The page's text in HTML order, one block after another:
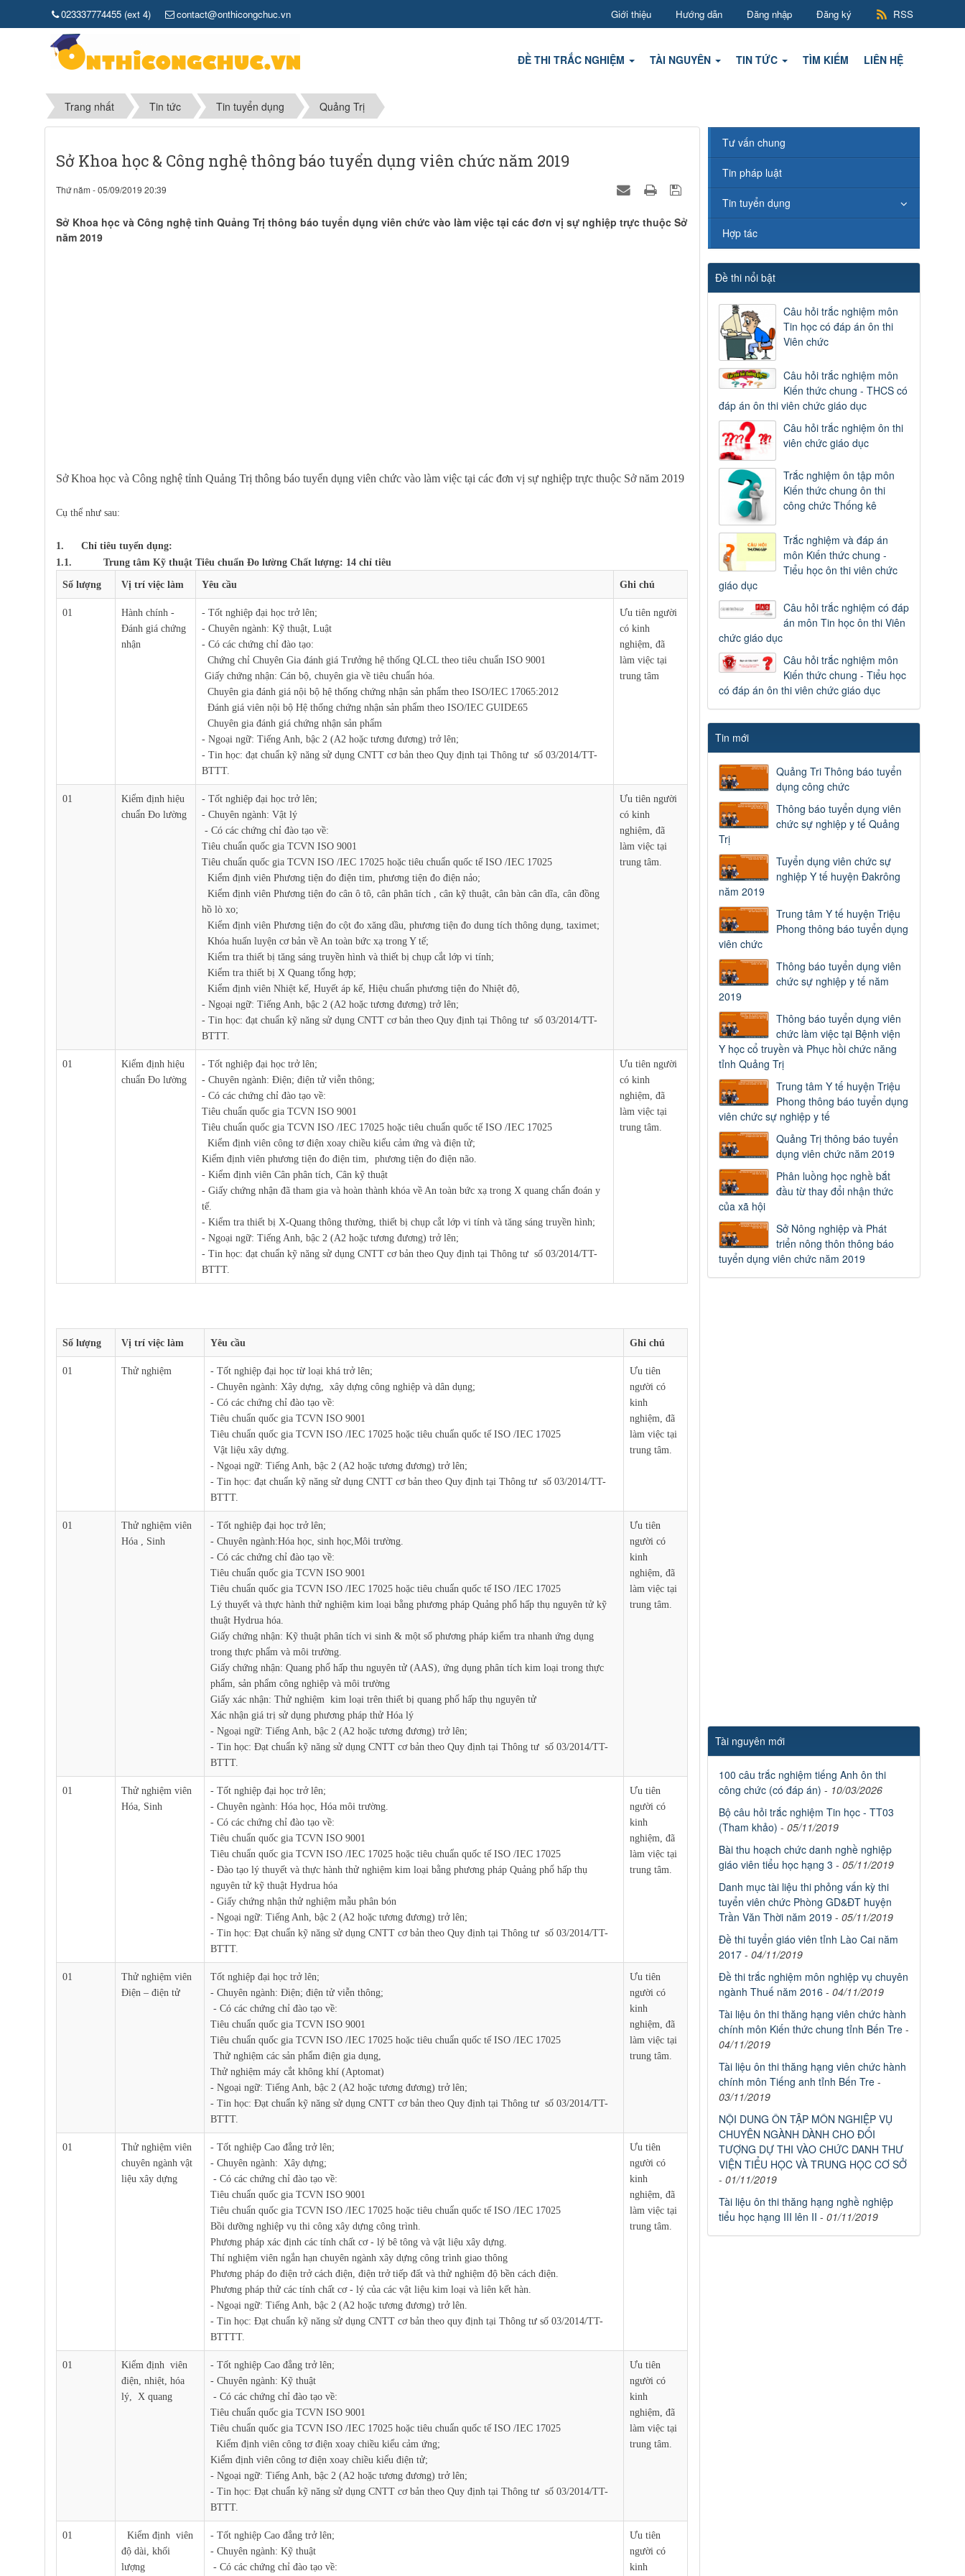
023337774455 (ext 4) contact@onthicongchuc.vn Giới thiệu Hướng dẫn Đăng nhập Đăng ký RSS
ĐỀ THI TRẮC NGHIỆM TÀI NGUYÊN TIN TỨC TÌM KIẾM LIÊN HỆ
Trang nhất Tin tức Tin tuyển dụng Quảng Trị
Sở Khoa học & Công nghệ thông báo tuyển dụng viên chức năm 2019
Thứ năm - 05/09/2019 20:39
Sở Khoa học và Công nghệ tỉnh Quảng Trị thông báo tuyển dụng viên chức vào làm việc tại các đơn vị sự nghiệp trực thuộc Sở
năm 2019
Sở Khoa học và Công nghệ tỉnh Quảng Trị thông báo tuyển dụng viên chức vào làm việc tại các đơn vị sự nghiệp trực thuộc Sở năm 2019
Cụ thể như sau:
1. Chỉ tiêu tuyển dụng:
1.1. Trung tâm Kỹ thuật Tiêu chuẩn Đo lường Chất lượng: 14 chỉ tiêu
Số lượng Vị trí việc làm Yêu cầu Ghi chú
01
Hành chính -
Đánh giá chứng
nhận
- Tốt nghiệp đại học trở lên;
- Chuyên ngành: Kỹ thuật, Luật
- Có các chứng chỉ đào tạo:
Chứng chỉ Chuyên Gia đánh giá Trưởng hệ thống QLCL theo tiêu chuẩn ISO 9001
Giấy chứng nhận: Cán bộ, chuyên gia về tiêu chuẩn hóa.
Chuyên gia đánh giá nội bộ hệ thống chứng nhận sản phẩm theo ISO/IEC 17065:2012
Đánh giá viên nội bộ Hệ thống chứng nhận sản phẩm theo ISO/IEC GUIDE65
Chuyên gia đánh giá chứng nhận sản phẩm
- Ngoại ngữ: Tiếng Anh, bậc 2 (A2 hoặc tương đương) trở lên;
- Tin học: đạt chuẩn kỹ năng sử dụng CNTT cơ bản theo Quy định tại Thông tư số 03/2014/TT-
BTTT.
Ưu tiên người
có kinh
nghiệm, đã
làm việc tại
trung tâm
01
Kiểm định hiệu
chuẩn Đo lường
- Tốt nghiệp đại học trở lên;
- Chuyên ngành: Vật lý
- Có các chứng chỉ đào tạo về:
Tiêu chuẩn quốc gia TCVN ISO 9001
Tiêu chuẩn quốc gia TCVN ISO /IEC 17025 hoặc tiêu chuẩn quốc tế ISO /IEC 17025
Kiểm định viên Phương tiện đo điện tim, phương tiện đo điện nảo;
Kiểm định viên Phương tiện đo cân ô tô, cân phân tích , cân kỹ thuật, cân bàn cân dĩa, cân đồng
hồ lò xo;
Kiểm định viên Phương tiện đo cột đo xăng dầu, phương tiện đo dung tích thông dụng, taximet;
Khóa huấn luyện cơ bản về An toàn bức xạ trong Y tế;
Kiểm tra thiết bị tăng sáng truyền hình và thiết bị chụp cắt lớp vi tính;
Kiểm tra thiết bị X Quang tổng hợp;
Kiểm định viên Nhiệt kế, Huyết áp kế, Hiệu chuẩn phương tiện đo Nhiệt độ,
- Ngoại ngữ: Tiếng Anh, bậc 2 (A2 hoặc tương đương) trở lên;
- Tin học: đạt chuẩn kỹ năng sử dụng CNTT cơ bản theo Quy định tại Thông tư số 03/2014/TT-
BTTT.
Ưu tiên người
có kinh
nghiệm, đã
làm việc tại
trung tâm.
01
Kiểm định hiệu
chuẩn Đo lường
- Tốt nghiệp đại học trở lên;
- Chuyên ngành: Điện; điện tử viễn thông;
- Có các chứng chỉ đào tạo về:
Tiêu chuẩn quốc gia TCVN ISO 9001
Tiêu chuẩn quốc gia TCVN ISO /IEC 17025 hoặc tiêu chuẩn quốc tế ISO /IEC 17025
Kiểm định viên công tơ điện xoay chiều kiểu cảm ứng và điện tử;
Kiểm định viên phương tiện đo điện tim, phương tiện đo điện não.
- Kiểm định viên Cân phân tích, Cân kỹ thuật
- Giấy chứng nhận đã tham gia và hoàn thành khóa về An toàn bức xạ trong X quang chẩn đoán y
tế.
- Kiểm tra thiết bị X-Quang thông thường, thiết bị chụp cắt lớp vi tính và tăng sáng truyền hình;
- Ngoại ngữ: Tiếng Anh, bậc 2 (A2 hoặc tương đương) trở lên;
- Tin học: đạt chuẩn kỹ năng sử dụng CNTT cơ bản theo Quy định tại Thông tư số 03/2014/TT-
BTTT.
Ưu tiên người
có kinh
nghiệm, đã
làm việc tại
trung tâm.
Số lượng Vị trí việc làm Yêu cầu Ghi chú
01 Thử nghiệm
- Tốt nghiệp đại học từ loại khá trở lên;
- Chuyên ngành: Xây dựng, xây dựng công nghiệp và dân dụng;
- Có các chứng chỉ đào tạo về:
Tiêu chuẩn quốc gia TCVN ISO 9001
Tiêu chuẩn quốc gia TCVN ISO /IEC 17025 hoặc tiêu chuẩn quốc tế ISO /IEC 17025
Vật liệu xây dựng.
- Ngoại ngữ: Tiếng Anh, bậc 2 (A2 hoặc tương đương) trở lên;
- Tin học: đạt chuẩn kỹ năng sử dụng CNTT cơ bản theo Quy định tại Thông tư số 03/2014/TT-
BTTT.
Ưu tiên
người có
kinh
nghiệm, đã
làm việc tại
trung tâm.
01
Thử nghiệm viên
Hóa , Sinh
- Tốt nghiệp đại học trở lên;
- Chuyên ngành:Hóa học, sinh học,Môi trường.
- Có các chứng chỉ đào tạo về:
Tiêu chuẩn quốc gia TCVN ISO 9001
Tiêu chuẩn quốc gia TCVN ISO /IEC 17025 hoặc tiêu chuẩn quốc tế ISO /IEC 17025
Lý thuyết và thực hành thử nghiệm kim loại bằng phương pháp Quảng phổ hấp thụ nguyên tử kỹ
thuật Hydrua hóa.
Giấy chứng nhận: Kỹ thuật phân tích vi sinh & một số phương pháp kiểm tra nhanh ứng dụng
trong thực phẩm và môi trường.
Giấy chứng nhận: Quang phổ hấp thu nguyên tử (AAS), ứng dụng phân tích kim loại trong thực
phẩm, sản phẩm công nghiệp và môi trường
Giấy xác nhận: Thử nghiệm kim loại trên thiết bị quang phổ hấp thụ nguyên tử
Xác nhận giá trị sử dụng phương pháp thử Hóa lý
- Ngoại ngữ: Tiếng Anh, bậc 2 (A2 hoặc tương đương) trở lên;
- Tin học: Đạt chuẩn kỹ năng sử dụng CNTT cơ bản theo Quy định tại Thông tư số 03/2014/TT-
BTTT.
Ưu tiên
người có
kinh
nghiệm, đã
làm việc tại
trung tâm.
01
Thử nghiệm viên
Hóa, Sinh
- Tốt nghiệp đại học trở lên;
- Chuyên ngành: Hóa học, Hóa môi trường.
- Có các chứng chỉ đào tạo về:
Tiêu chuẩn quốc gia TCVN ISO 9001
Tiêu chuẩn quốc gia TCVN ISO /IEC 17025 hoặc tiêu chuẩn quốc tế ISO /IEC 17025
- Đào tạo lý thuyết và thực hành thử nghiệm kim loại bằng phương pháp Quảng phổ hấp thụ
nguyên tử kỹ thuật Hydrua hóa
- Giấy chứng nhận thử nghiệm mẫu phân bón
- Ngoại ngữ: Tiếng Anh, bậc 2 (A2 hoặc tương đương) trở lên;
- Tin học: Đạt chuẩn kỹ năng sử dụng CNTT cơ bản theo Quy định tại Thông tư số 03/2014/TT-
BTTT.
Ưu tiên
người có
kinh
nghiệm, đã
làm việc tại
trung tâm.
01
Thử nghiệm viên
Điện – điện tử
Tốt nghiệp đại học trở lên;
- Chuyên ngành: Điện; điện tử viễn thông;
- Có các chứng chỉ đào tạo về:
Tiêu chuẩn quốc gia TCVN ISO 9001
Tiêu chuẩn quốc gia TCVN ISO /IEC 17025 hoặc tiêu chuẩn quốc tế ISO /IEC 17025
Thử nghiệm các sản phẩm điện gia dụng,
Thử nghiệm máy cắt không khí (Aptomat)
- Ngoại ngữ: Tiếng Anh, bậc 2 (A2 hoặc tương đương) trở lên;
- Tin học: Đạt chuẩn kỹ năng sử dụng CNTT cơ bản theo Quy định tại Thông tư số 03/2014/TT-
BTTT.
Ưu tiên
người có
kinh
nghiệm, đã
làm việc tại
trung tâm.
01
Thử nghiệm viên
chuyên ngành vật
liệu xây dựng
- Tốt nghiệp Cao đẳng trở lên;
- Chuyên ngành: Xây dựng;
- Có các chứng chỉ đào tạo về:
Tiêu chuẩn quốc gia TCVN ISO 9001
Tiêu chuẩn quốc gia TCVN ISO /IEC 17025 hoặc tiêu chuẩn quốc tế ISO /IEC 17025
Bồi dưỡng nghiệp vụ thi công xây dựng công trình.
Phương pháp xác định các tính chất cơ - lý bê tông và vật liệu xây dựng.
Thí nghiệm viên ngắn hạn chuyên ngành xây dựng công trình giao thông
Phương pháp đo điện trở cách điện, điện trở tiếp đất và thử nghiệm độ bền cách điện.
Phương pháp thử các tính chất cơ - lý của các vật liệu kim loại và liên kết hàn.
- Ngoại ngữ: Tiếng Anh, bậc 2 (A2 hoặc tương đương) trở lên.
- Tin học: Đạt chuẩn kỹ năng sử dụng CNTT cơ bản theo quy định tại Thông tư số 03/2014/TT-
BTTTT.
Ưu tiên
người có
kinh
nghiệm, đã
làm việc tại
trung tâm.
01
Kiểm định viên
điện, nhiệt, hóa
lý, X quang
- Tốt nghiệp Cao đẳng trở lên;
- Chuyên ngành: Kỹ thuật
- Có các chứng chỉ đào tạo về:
Tiêu chuẩn quốc gia TCVN ISO 9001
Tiêu chuẩn quốc gia TCVN ISO /IEC 17025 hoặc tiêu chuẩn quốc tế ISO /IEC 17025
Kiểm định viên công tơ điện xoay chiều kiểu cảm ứng;
Kiểm định viên công tơ điện xoay chiều kiểu điện tử;
- Ngoại ngữ: Tiếng Anh, bậc 2 (A2 hoặc tương đương) trở lên;
- Tin học: Đạt chuẩn kỹ năng sử dụng CNTT cơ bản theo Quy định tại Thông tư số 03/2014/TT-
BTTT.
Ưu tiên
người có
kinh
nghiệm, đã
làm việc tại
trung tâm.
01
Kiểm định viên
độ dài, khối
lượng
- Tốt nghiệp Cao đẳng trở lên;
- Chuyên ngành: Kỹ thuật
- Có các chứng chỉ đào tạo về:
Ưu tiên
người có
kinh
Tư vấn chung
Tin pháp luật
Tin tuyển dụng
Hợp tác
Đề thi nổi bật
Câu hỏi trắc nghiệm môn
Tin học có đáp án ôn thi
Viên chức
Câu hỏi trắc nghiệm môn
Kiến thức chung - THCS có
đáp án ôn thi viên chức giáo dục
Câu hỏi trắc nghiệm ôn thi
viên chức giáo dục
Trắc nghiệm ôn tập môn
Kiến thức chung ôn thi
công chức Thống kê
Trắc nghiệm và đáp án
môn Kiến thức chung -
Tiểu học ôn thi viên chức
giáo dục
Câu hỏi trắc nghiệm có đáp
án môn Tin học ôn thi Viên
chức giáo dục
Câu hỏi trắc nghiệm môn
Kiến thức chung - Tiểu học
có đáp án ôn thi viên chức giáo dục
Tin mới
Quảng Tri Thông báo tuyển
dụng công chức
Thông báo tuyển dụng viên
chức sự nghiệp y tế Quảng
Trị
Tuyển dụng viên chức sự
nghiệp Y tế huyện Đakrông
năm 2019
Trung tâm Y tế huyện Triệu
Phong thông báo tuyển dụng
viên chức
Thông báo tuyển dụng viên
chức sự nghiệp y tế năm
2019
Thông báo tuyển dụng viên
chức làm việc tại Bệnh viện
Y học cổ truyền và Phục hồi chức năng
tỉnh Quảng Trị
Trung tâm Y tế huyện Triệu
Phong thông báo tuyển dụng
viên chức sự nghiệp y tế
Quảng Trị thông báo tuyển
dụng viên chức năm 2019
Phân luồng học nghề bắt
đầu từ thay đổi nhận thức
của xã hội
Sở Nông nghiệp và Phát
triển nông thôn thông báo
tuyển dụng viên chức năm 2019
Tài nguyên mới
100 câu trắc nghiệm tiếng Anh ôn thi
công chức (có đáp án) - 10/03/2026
Bộ câu hỏi trắc nghiệm Tin học - TT03
(Tham khảo) - 05/11/2019
Bài thu hoạch chức danh nghề nghiệp
giáo viên tiểu học hạng 3 - 05/11/2019
Danh mục tài liệu thi phỏng vấn kỳ thi
tuyển viên chức Phòng GD&ĐT huyện
Trần Văn Thời năm 2019 - 05/11/2019
Đề thi tuyển giáo viên tỉnh Lào Cai năm
2017- 04/11/2019
Đề thi trắc nghiệm môn nghiệp vụ chuyên
ngành Thuế năm 2016 - 04/11/2019
Tài liệu ôn thi thăng hạng viên chức hành
chính môn Kiến thức chung tỉnh Bến Tre-
04/11/2019
Tài liệu ôn thi thăng hạng viên chức hành
chính môn Tiếng anh tỉnh Bến Tre-
03/11/2019
NỘI DUNG ÔN TẬP MÔN NGHIỆP VỤ
CHUYÊN NGÀNH DÀNH CHO ĐỐI
TƯỢNG DỰ THI VÀO CHỨC DANH THƯ
VIỆN TIỂU HỌC VÀ TRUNG HỌC CƠ SỞ
- 01/11/2019
Tài liệu ôn thi thăng hạng nghề nghiệp
tiểu học hạng III lên II - 01/11/2019